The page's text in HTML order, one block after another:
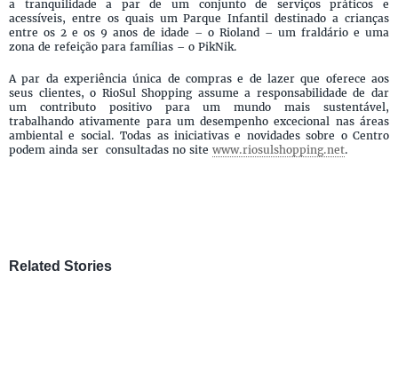
a tranquilidade a par de um conjunto de serviços práticos e
acessíveis, entre os quais um Parque Infantil destinado a crianças
entre os 2 e os 9 anos de idade – o Rioland – um fraldário e uma
zona de refeição para famílias – o PikNik.
A par da experiência única de compras e de lazer que oferece aos
seus clientes, o RioSul Shopping assume a responsabilidade de dar
um contributo positivo para um mundo mais sustentável,
trabalhando ativamente para um desempenho excecional nas áreas
ambiental e social. Todas as iniciativas e novidades sobre o Centro
podem ainda ser consultadas no site www.riosulshopping.net.
Related Stories